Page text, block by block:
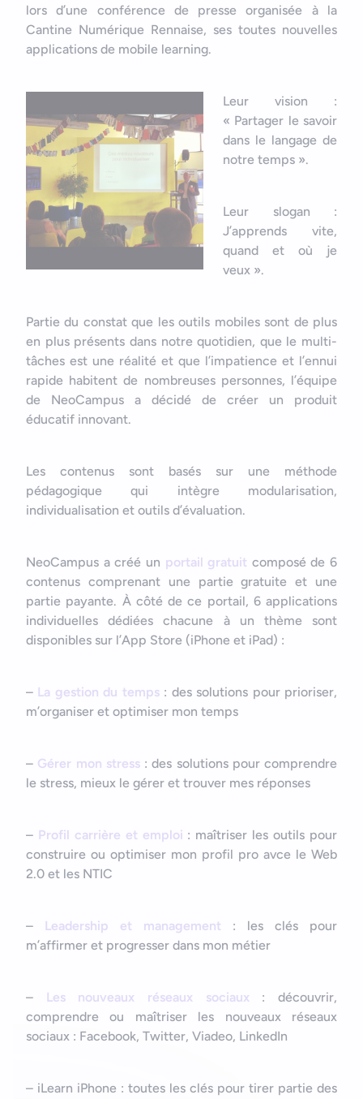
Application mobile e-commerce
Outils et ressources
Cahier des charges d’app mobile
Nous contacter
lors d’une conférence de presse organisée à la
Cantine Numérique Rennaise, ses toutes nouvelles
applications de mobile learning.
Leur vision :
« Partager le savoir
dans le langage de
notre temps ».
Leur slogan :
J’apprends vite,
quand et où je
veux ».
Partie du constat que les outils mobiles sont de plus
en plus présents dans notre quotidien, que le multi-
tâches est une réalité et que l’impatience et l’ennui
rapide habitent de nombreuses personnes, l’équipe
de NeoCampus a décidé de créer un produit
éducatif innovant.
Les contenus sont basés sur une méthode
pédagogique qui intègre modularisation,
individualisation et outils d’évaluation.
NeoCampus a créé un portail gratuit composé de 6
contenus comprenant une partie gratuite et une
partie payante. À côté de ce portail, 6 applications
individuelles dédiées chacune à un thème sont
disponibles sur l’App Store (iPhone et iPad) :
– La gestion du temps: des solutions pour prioriser,
m’organiser et optimiser mon temps
– Gérer mon stress: des solutions pour comprendre
le stress, mieux le gérer et trouver mes réponses
– Profil carrière et emploi : maîtriser les outils pour
construire ou optimiser mon profil pro avce le Web
2.0 et les NTIC
– Leadership et management : les clés pour
m’affirmer et progresser dans mon métier
– Les nouveaux réseaux sociaux : découvrir,
comprendre ou maîtriser les nouveaux réseaux
sociaux : Facebook, Twitter, Viadeo, LinkedIn
– iLearn iPhone : toutes les clés pour tirer partie des
Bonjour Votre assistant IA
Bonjour, je suis Zel, votre assistant. Comment puis-je vous